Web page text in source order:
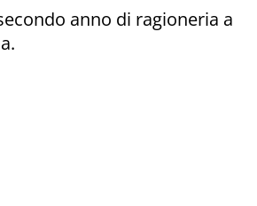
anno di ragioneria a